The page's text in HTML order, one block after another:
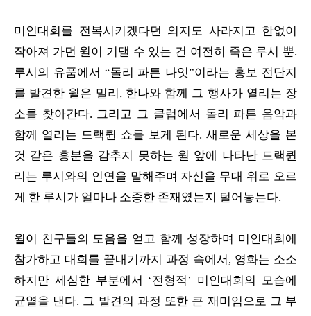
미인대회를 전복시키겠다던 의지도 사라지고 한없이
작아져 가던 윌이 기댈 수 있는 건 여전히 죽은 루시 뿐.
루시의 유품에서 “돌리 파튼 나잇”이라는 홍보 전단지
를 발견한 윌은 밀리, 한나와 함께 그 행사가 열리는 장
소를 찾아간다. 그리고 그 클럽에서 돌리 파튼 음악과
함께 열리는 드랙퀸 쇼를 보게 된다. 새로운 세상을 본
것 같은 흥분을 감추지 못하는 윌 앞에 나타난 드랙퀸
리는 루시와의 인연을 말해주며 자신을 무대 위로 오르
게 한 루시가 얼마나 소중한 존재였는지 털어놓는다.
윌이 친구들의 도움을 얻고 함께 성장하며 미인대회에
참가하고 대회를 끝내기까지 과정 속에서, 영화는 소소
하지만 세심한 부분에서 ‘전형적’ 미인대회의 모습에
균열을 낸다. 그 발견의 과정 또한 큰 재미임으로 그 부